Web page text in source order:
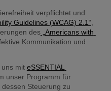
verpflichtet und
Guidelines (WCAG) 2.1“
des „Americans with
Kommunikation und
mit eSSENTIAL
unser Programm für
Steuerung zu